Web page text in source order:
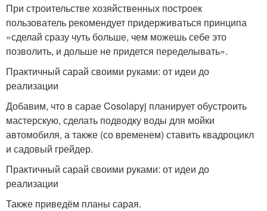
При строительстве хозяйственных построек
пользователь рекомендует придерживаться принципа
«сделай сразу чуть больше, чем можешь себе это
позволить, и дольше не придется переделывать».
Практичный сарай своими руками: от идеи до
реализации
Добавим, что в сарае Cosolapyj планирует обустроить
мастерскую, сделать подводку воды для мойки
автомобиля, а также (со временем) ставить квадроцикл
и садовый грейдер.
Практичный сарай своими руками: от идеи до
реализации
Также приведём планы сарая.